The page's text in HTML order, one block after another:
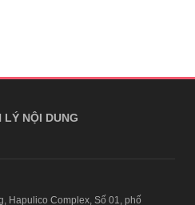
LÝ NỘI DUNG
Hapulico Complex, Số 01, phố